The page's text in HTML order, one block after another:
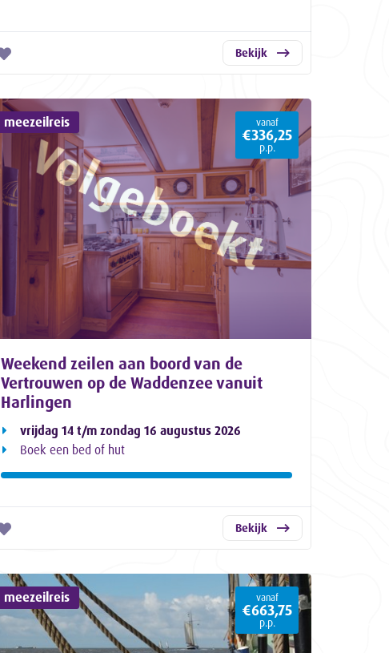
Bekijk
meezeilreis vanaf
€336,25
p.p.
Weekend zeilen aan boord van de
Vertrouwen op de Waddenzee vanuit
Harlingen
vrijdag 14 t/m zondag 16 augustus 2026
Boek een bed of hut
Bekijk
meezeilreis vanaf
€663,75
p.p.